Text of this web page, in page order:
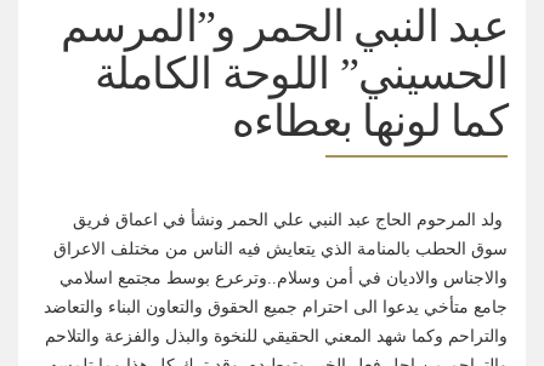
عبد النبي الحمر و”المرسم
الحسيني” اللوحة الكاملة
كما لونها بعطاءه
ولد المرحوم الحاج عبد النبي علي الحمر ونشأ في اعماق فريق
سوق الحطب بالمنامة الذي يتعايش فيه الناس من مختلف الاعراق
والاجناس والاديان في أمن وسلام..وترعرع بوسط مجتمع اسلامي
جامع متأخي يدعوا الى احترام جميع الحقوق والتعاون البناء والتعاضد
والتراحم وكما شهد المعني الحقيقي للنخوة والبذل والفزعة والتلاحم